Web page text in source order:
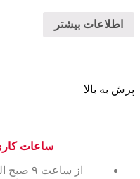
اطلاعات بیشتر
پرش به بالا
ساعات
از ساعت ۹ صبح الی ۹ شب پاسخگوی شما هستیم.